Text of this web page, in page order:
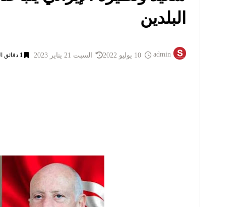
البلدين
admin السبت 21 يناير 2023 1 دقائق